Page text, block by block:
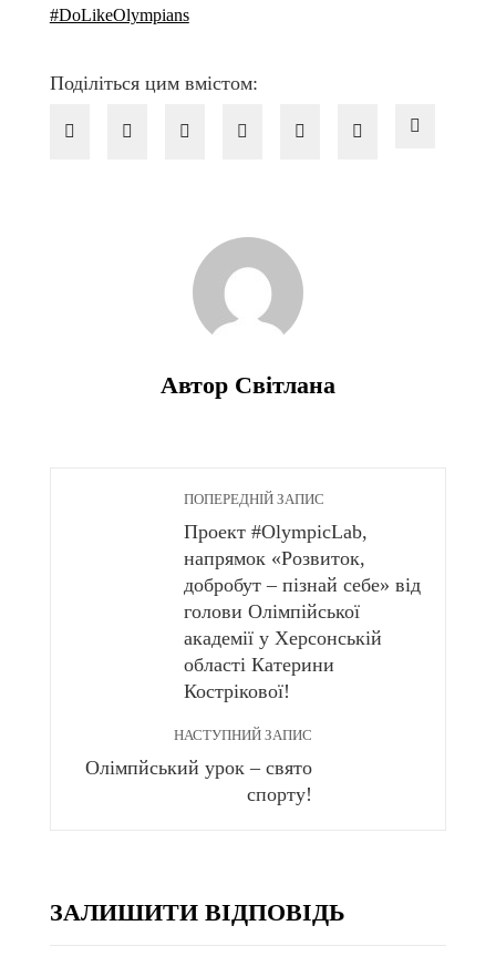
#DoLikeOlympians
Поділіться цим вмістом:
Автор Світлана
ПОПЕРЕДНІЙ ЗАПИС
Проект #OlympicLab,
напрямок «Розвиток,
добробут – пізнай себе» від
голови Олімпійської
академії у Херсонській
області Катерини
Кострікової!
НАСТУПНИЙ ЗАПИС
Олімпйський урок – свято
спорту!
ЗАЛИШИТИ ВІДПОВІДЬ